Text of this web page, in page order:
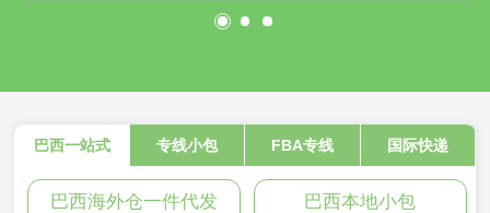
巴西一站式 专线小包 FBA专线 国际快递
巴西海外仓一件代发 巴西本地小包